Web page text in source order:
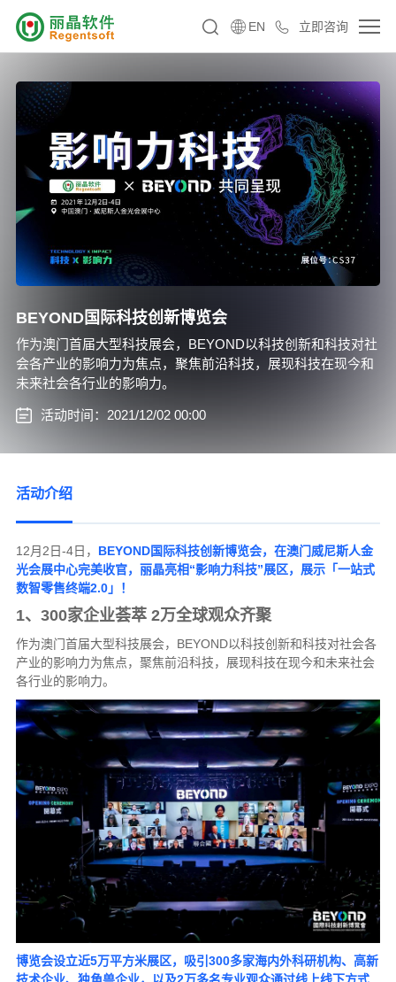
立即咨询
EN
BEYOND国际科技创新博览会
作为澳门首届大型科技展会，BEYOND以科技创新和科技对社
会各产业的影响力为焦点，聚焦前沿科技，展现科技在现今和
未来社会各行业的影响力。
活动时间：2021/12/02 00:00
活动介绍
12月2日-4日， BEYOND国际科技创新博览会，在澳门威尼斯人金
光会展中心完美收官，丽晶亮相“影响力科技”展区，展示「一站式
数智零售终端2.0」！
1、300家企业荟萃 2万全球观众齐聚
作为澳门首届大型科技展会，BEYOND以科技创新和科技对社会各
产业的影响力为焦点，聚焦前沿科技，展现科技在现今和未来社会
各行业的影响力。
博览会设立近5万平方米展区，吸引300多家海内外科研机构、高新
技术企业、独角兽企业，以及2万多名专业观众通过线上线下方式